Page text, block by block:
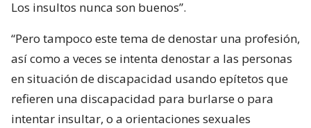
Los insultos nunca son buenos”.
“Pero tampoco este tema de denostar una profesión,
así como a veces se intenta denostar a las personas
en situación de discapacidad usando epítetos que
refieren una discapacidad para burlarse o para
intentar insultar, o a orientaciones sexuales